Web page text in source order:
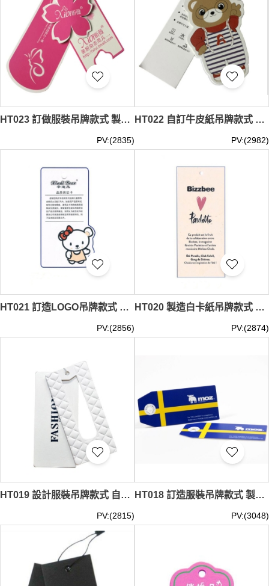
HT023 訂做服裝吊牌款式 製造吊牌款式 成衣吊牌 服裝吊牌 商標吊牌 設計吊牌款式 吊牌專門店
PV:(2835)
HT022 自訂牛皮紙吊牌款式 訂造LOGO吊牌款式 成衣吊牌 服裝吊牌 商標吊牌 製作吊牌款式 吊牌供應商
PV:(2982)
HT021 訂造LOGO吊牌款式 設計白卡紙吊牌款式 成衣吊牌 服裝吊牌 商標吊牌 自訂吊牌款式 吊牌生產商
PV:(2856)
HT020 製造白卡紙吊牌款式 自訂LOGO吊牌款式 成衣吊牌 服裝吊牌 商標吊牌 訂做吊牌款式 吊牌中心
PV:(2874)
HT019 設計服裝吊牌款式 自訂吊牌款式 成衣吊牌 服裝吊牌 商標吊牌 訂做吊牌款式 吊牌專營
PV:(2815)
HT018 訂造服裝吊牌款式 製作加厚吊牌款式 商標吊牌 成衣吊牌 設計吊牌款式 吊牌製造商
PV:(3048)